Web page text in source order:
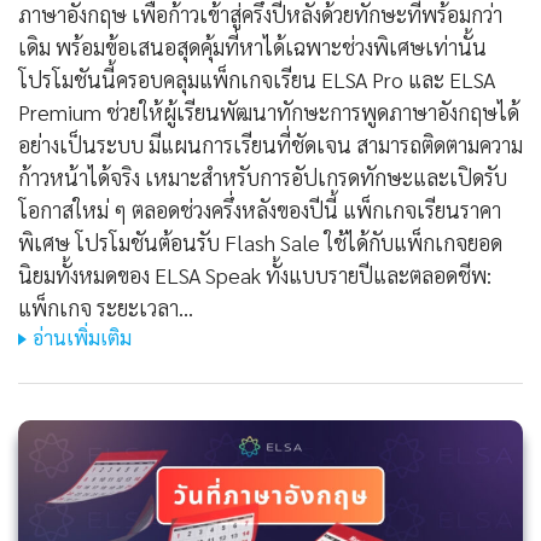
ภาษาอังกฤษ เพื่อก้าวเข้าสู่ครึ่งปีหลังด้วยทักษะที่พร้อมกว่า
เดิม พร้อมข้อเสนอสุดคุ้มที่หาได้เฉพาะช่วงพิเศษเท่านั้น
โปรโมชันนี้ครอบคลุมแพ็กเกจเรียน ELSA Pro และ ELSA
Premium ช่วยให้ผู้เรียนพัฒนาทักษะการพูดภาษาอังกฤษได้
อย่างเป็นระบบ มีแผนการเรียนที่ชัดเจน สามารถติดตามความ
ก้าวหน้าได้จริง เหมาะสำหรับการอัปเกรดทักษะและเปิดรับ
โอกาสใหม่ ๆ ตลอดช่วงครึ่งหลังของปีนี้ แพ็กเกจเรียนราคา
พิเศษ โปรโมชันต้อนรับ Flash Sale ใช้ได้กับแพ็กเกจยอด
นิยมทั้งหมดของ ELSA Speak ทั้งแบบรายปีและตลอดชีพ:
แพ็กเกจ ระยะเวลา…
อ่านเพิ่มเติม